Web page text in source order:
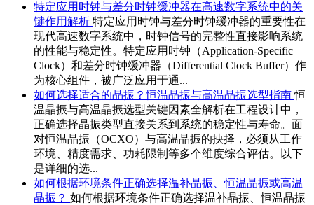
特定应用时钟与差分时钟缓冲器在高速数字系统中的关
键作用解析 特定应用时钟与差分时钟缓冲器的重要性在
现代高速数字系统中，时钟信号的完整性直接影响系统
的性能与稳定性。特定应用时钟（Application-Specific
Clock）和差分时钟缓冲器（Differential Clock Buffer）作
为核心组件，被广泛应用于通...
如何选择适合的晶振？恒温晶振与高温晶振选型指南 恒
温晶振与高温晶振选型关键因素全解析在工程设计中，
正确选择晶振类型直接关系到系统的稳定性与寿命。面
对恒温晶振（OCXO）与高温晶振的抉择，必须从工作
环境、精度需求、功耗限制等多个维度综合评估。以下
是详细的选...
如何根据环境条件正确选择温补晶振、恒温晶振或高温
晶振？ 如何根据环境条件正确选择温补晶振、恒温晶振